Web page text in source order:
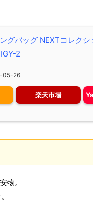
グバッグ NEXTコレクシ
2
05-26
楽天市場
物。